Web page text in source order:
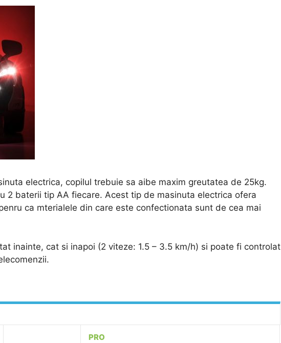
electrica, copilul trebuie sa aibe maxim greutatea de 25kg.
2 baterii tip AA fiecare. Acest tip de masinuta electrica ofera
ca mterialele din care este confectionata sunt de cea mai
inainte, cat si inapoi (2 viteze: 1.5 – 3.5 km/h) si poate fi controlat
PRO